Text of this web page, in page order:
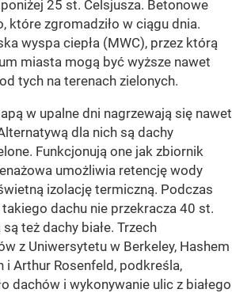
25 st. Celsjusza. Betonowe
które zgromadziło w ciągu dnia.
wyspa ciepła (MWC), przez którą
miasta mogą być wyższe nawet
tych na terenach zielonych.
w upalne dni nagrzewają się nawet
dla nich są dachy
Funkcjonują one jak zbiornik
umożliwia retencję wody
izolację termiczną. Podczas
dachu nie przekracza 40 st.
też dachy białe. Trzech
z Uniwersytetu w Berkeley, Hashem
i Arthur Rosenfeld, podkreśla,
dachów i wykonywanie ulic z białego